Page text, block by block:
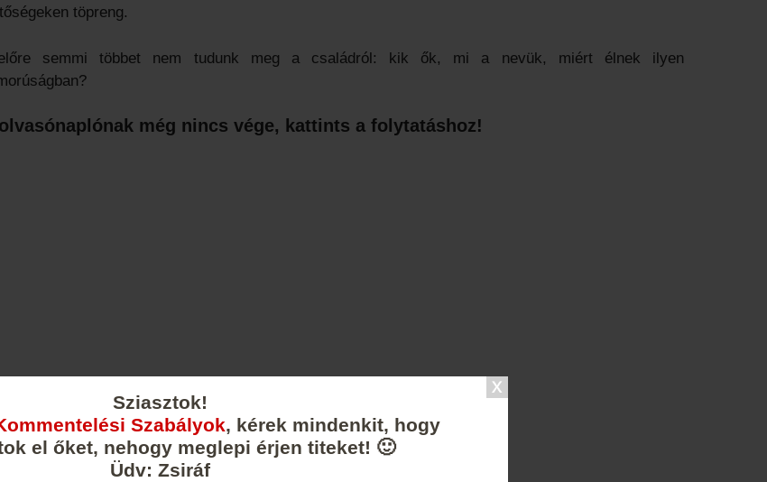
Sziasztok!
Szabályok, kérek mindenkit, hogy
el őket, nehogy meglepi érjen titeket! 🙂
Üdv: Zsiráf
töpreng.
semmi többet nem tudunk meg a családról: kik ők, mi a nevük, miért élnek ilyen
még nincs vége, kattints a folytatáshoz!